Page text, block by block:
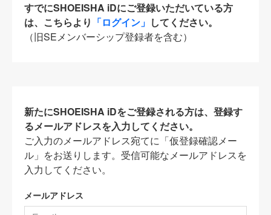
すでにSHOEISHA iDにご登録いただいている方
は、こちらより 「ログイン」 してください。
（旧SEメンバーシップ登録者を含む）
新たにSHOEISHA iDをご登録される方は、登録す
るメールアドレスを入力してください。
ご入力のメールアドレス宛てに「仮登録確認メー
ル」をお送りします。受信可能なメールアドレスを
入力してください。
メールアドレス